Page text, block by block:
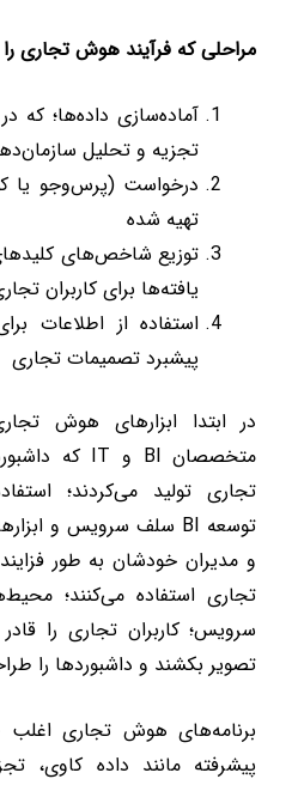
مراحلی که فرآیند هوش تجاری
آماده‌سازی داده‌ها؛ که
تجزیه و تحلیل
درخواست (پرس‌و‌جو یا
تهیه شده
توزیع شاخص‌های
یافته‌ها برای کاربران
استفاده از اطلاعات
پیشبرد تصمیمات تجاری
در ابتدا ابزارهای هوش
متخصصانBI و ITکه
تجاری تولید می‌کردند؛
توسعه BI سلف سرویس و
و مدیران خودشان به طور
تجاری استفاده می‌کنند؛
سرویس؛ کاربران تجاری را
تصویر بکشند و داشبوردها را
برنامه‌های هوش تجاری اغلب
پیشرفته مانند داده کاوی،